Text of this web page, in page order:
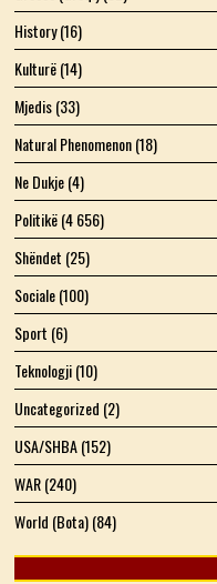
History(16)
Kulturë(14)
Mjedis(33)
Natural Phenomenon(18)
Ne Dukje(4)
Politikë(4 656)
Shëndet (25)
Sociale(100)
Sport (6)
Teknologji(10)
Uncategorized (2)
USA/SHBA(152)
WAR(240)
World (Bota)(84)